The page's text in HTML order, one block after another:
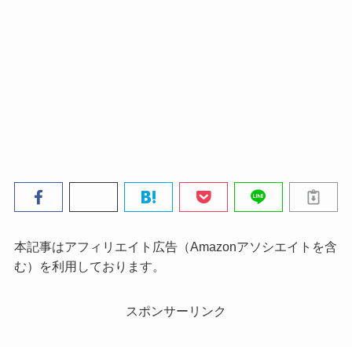
本記事はアフィリエイト広告（Amazonアソシエイトを含
む）を利用しております。
スポンサーリンク